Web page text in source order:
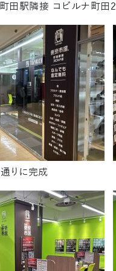
田駅隣接 コビルナ町田
りに完成